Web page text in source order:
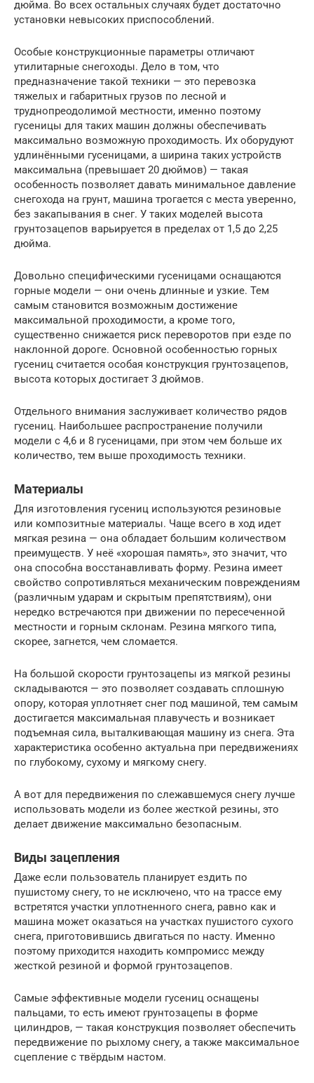
дюйма. Во всех остальных случаях будет достаточно
установки невысоких приспособлений.
Особые конструкционные параметры отличают
утилитарные снегоходы. Дело в том, что
предназначение такой техники — это перевозка
тяжелых и габаритных грузов по лесной и
труднопреодолимой местности, именно поэтому
гусеницы для таких машин должны обеспечивать
максимально возможную проходимость. Их оборудуют
удлинёнными гусеницами, а ширина таких устройств
максимальна (превышает 20 дюймов) — такая
особенность позволяет давать минимальное давление
снегохода на грунт, машина трогается с места уверенно,
без закапывания в снег. У таких моделей высота
грунтозацепов варьируется в пределах от 1,5 до 2,25
дюйма.
Довольно специфическими гусеницами оснащаются
горные модели — они очень длинные и узкие. Тем
самым становится возможным достижение
максимальной проходимости, а кроме того,
существенно снижается риск переворотов при езде по
наклонной дороге. Основной особенностью горных
гусениц считается особая конструкция грунтозацепов,
высота которых достигает 3 дюймов.
Отдельного внимания заслуживает количество рядов
гусениц. Наибольшее распространение получили
модели с 4,6 и 8 гусеницами, при этом чем больше их
количество, тем выше проходимость техники.
Материалы
Для изготовления гусениц используются резиновые
или композитные материалы. Чаще всего в ход идет
мягкая резина — она обладает большим количеством
преимуществ. У неё «хорошая память», это значит, что
она способна восстанавливать форму. Резина имеет
свойство сопротивляться механическим повреждениям
(различным ударам и скрытым препятствиям), они
нередко встречаются при движении по пересеченной
местности и горным склонам. Резина мягкого типа,
скорее, загнется, чем сломается.
На большой скорости грунтозацепы из мягкой резины
складываются — это позволяет создавать сплошную
опору, которая уплотняет снег под машиной, тем самым
достигается максимальная плавучесть и возникает
подъемная сила, выталкивающая машину из снега. Эта
характеристика особенно актуальна при передвижениях
по глубокому, сухому и мягкому снегу.
А вот для передвижения по слежавшемуся снегу лучше
использовать модели из более жесткой резины, это
делает движение максимально безопасным.
Виды зацепления
Даже если пользователь планирует ездить по
пушистому снегу, то не исключено, что на трассе ему
встретятся участки уплотненного снега, равно как и
машина может оказаться на участках пушистого сухого
снега, приготовившись двигаться по насту. Именно
поэтому приходится находить компромисс между
жесткой резиной и формой грунтозацепов.
Самые эффективные модели гусениц оснащены
пальцами, то есть имеют грунтозацепы в форме
цилиндров, — такая конструкция позволяет обеспечить
передвижение по рыхлому снегу, а также максимальное
сцепление с твёрдым настом.